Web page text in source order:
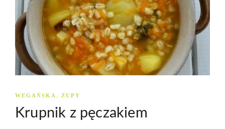
WEGAŃSKA ZUPY
Krupnik z pęczakiem